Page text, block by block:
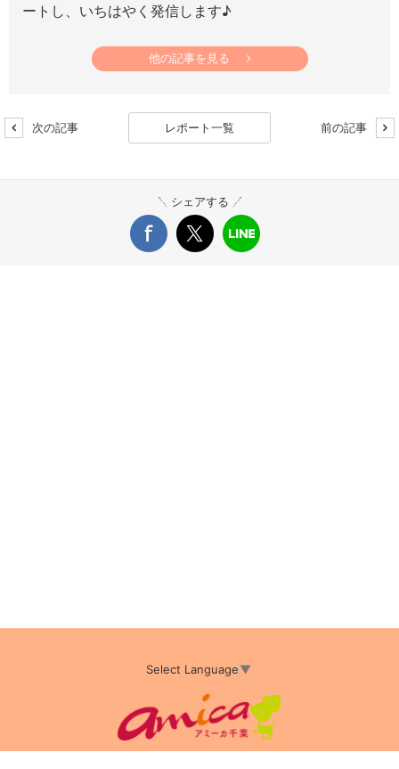
ートし、いちはやく発信します♪
他の記事を見る
次の記事 レポート一覧 前の記事
シェアする
Select Language▼